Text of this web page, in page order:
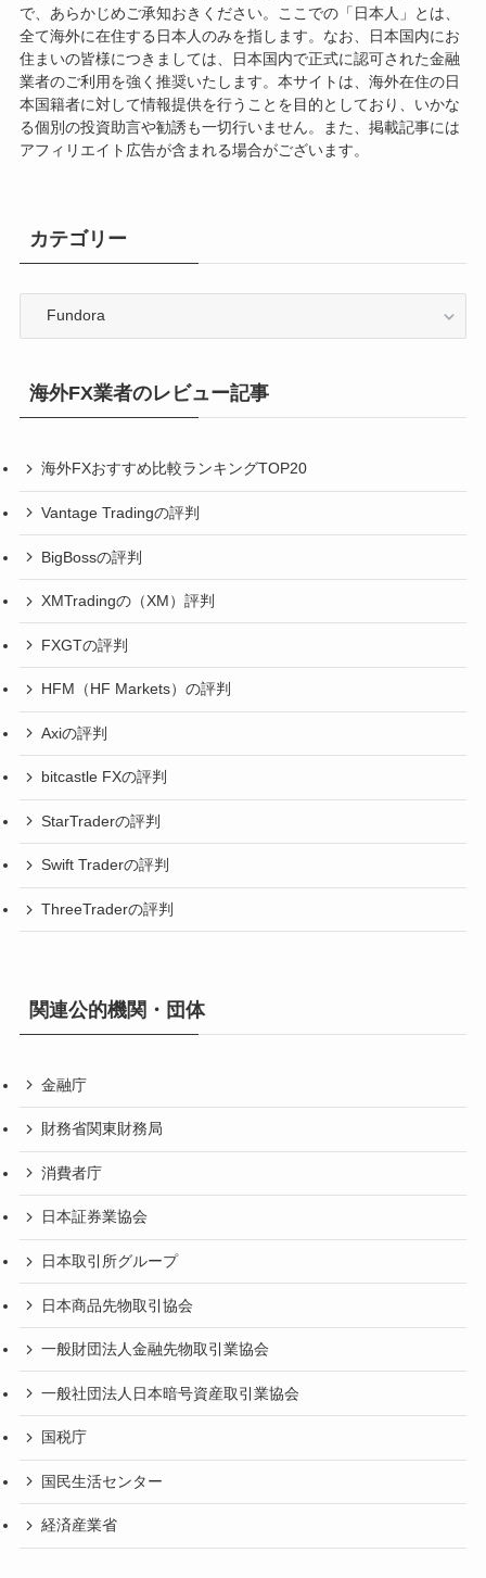
で、あらかじめご承知おきください。ここでの「日本人」とは、
全て海外に在住する日本人のみを指します。なお、日本国内にお
住まいの皆様につきましては、日本国内で正式に認可された金融
業者のご利用を強く推奨いたします。本サイトは、海外在住の日
本国籍者に対して情報提供を行うことを目的としており、いかな
る個別の投資助言や勧誘も一切行いません。また、掲載記事には
アフィリエイト広告が含まれる場合がございます。
カテゴリー
ー海外FX業者のレビュー記事
海外FXおすすめ比較ランキングTOP20
Vantage Tradingの評判
BigBossの評判
XMTradingの（XM）評判
FXGTの評判
HFM（HF Markets）の評判
Axiの評判
bitcastle FXの評判
StarTraderの評判
Swift Traderの評判
ThreeTraderの評判
関連公的機関・団体
金融庁
財務省関東財務局
消費者庁
日本証券業協会
日本取引所グループ
日本商品先物取引協会
一般財団法人金融先物取引業協会
一般社団法人日本暗号資産取引業協会
国税庁
国民生活センター
経済産業省